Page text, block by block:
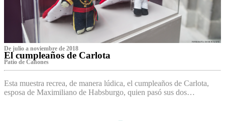
De julio a noviembre de 2018
El cumpleaños de Carlota
Patio de Cañones
Esta muestra recrea, de manera lúdica, el cumpleaños de Carlota,
esposa de Maximiliano de Habsburgo, quien pasó sus dos…